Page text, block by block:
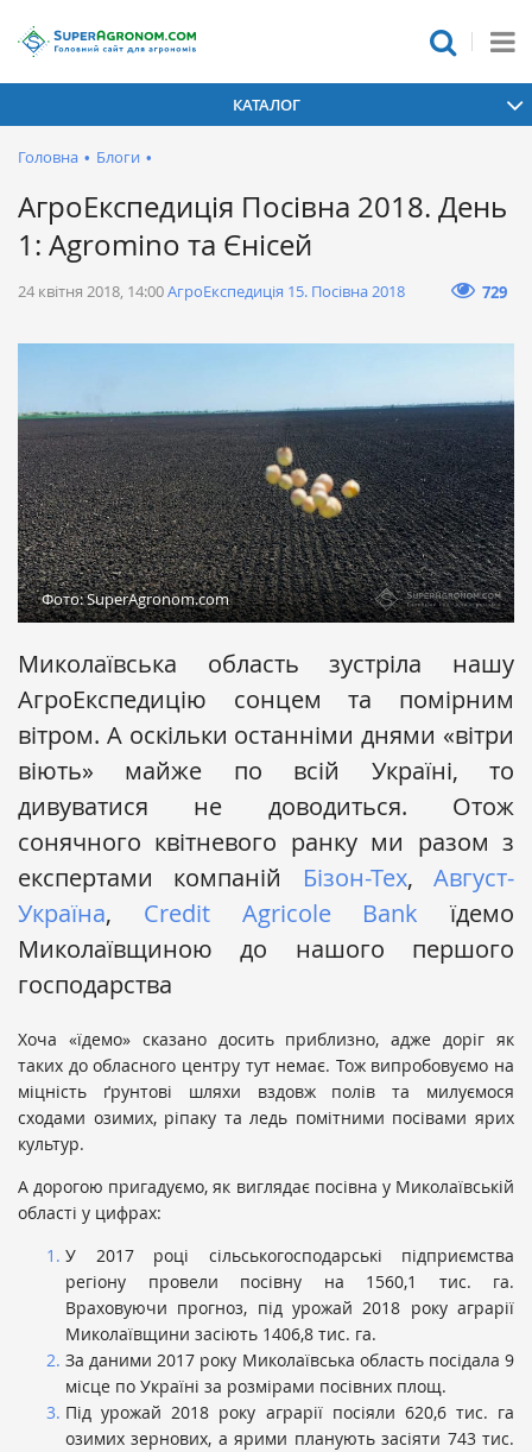
КАТАЛОГ
Головна • Блоги •
АгроЕкспедиція Посівна 2018. День
1: Agromino та Єнісей
24 квітня 2018, 14:00АгроЕкспедиція 15. Посівна 2018 729
Фото: SuperAgronom.com
Миколаївська область зустріла нашу
АгроЕкспедицію сонцем та помірним
вітром. А оскільки останніми днями «вітри
віють» майже по всій Україні, то
дивуватися не доводиться. Отож
сонячного квітневого ранку ми разом з
експертами компаній Бізон-Тех,Август-
Україна, Credit Agricole Bank їдемо
Миколаївщиною до нашого першого
господарства
Хоча «їдемо» сказано досить приблизно, адже доріг як
таких до обласного центру тут немає. Тож випробовуємо на
міцність ґрунтові шляхи вздовж полів та милуємося
сходами озимих, ріпаку та ледь помітними посівами ярих
культур.
А дорогою пригадуємо, як виглядає посівна у Миколаївській
області у цифрах:
У 2017 році сільськогосподарські підприємства
регіону провели посівну на 1560,1 тис. га.
Враховуючи прогноз, під урожай 2018 року аграрії
Миколаївщини засіють 1406,8 тис. га.
За даними 2017 року Миколаївська область посідала 9
місце по Україні за розмірами посівних площ.
Під урожай 2018 року аграрії посіяли 620,6 тис. га
озимих зернових, а ярими планують засіяти 743 тис.